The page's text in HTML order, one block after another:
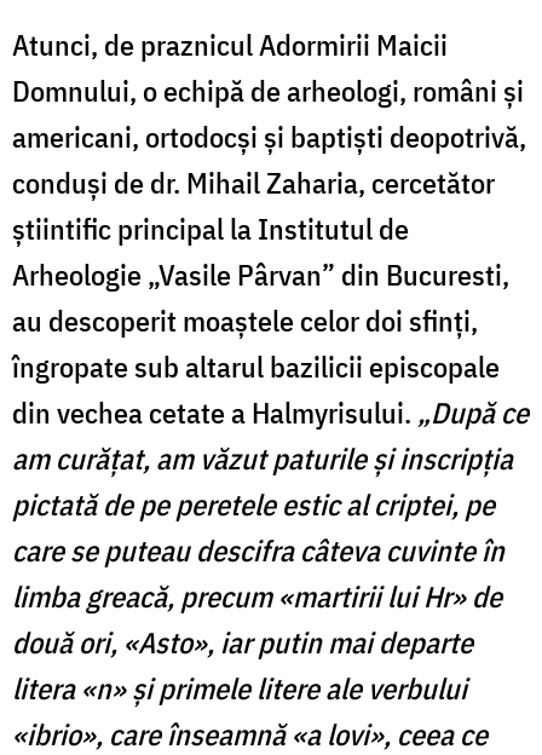
Atunci, de praznicul Adormirii Maicii
Domnului, o echipă de arheologi, români și
americani, ortodocşi şi baptişti deopotrivă,
conduși de dr. Mihail Zaharia, cercetător
știintific principal la Institutul de
Arheologie „Vasile Pârvan” din Bucuresti,
au descoperit moaştele celor doi sfinţi,
îngropate sub altarul bazilicii episcopale
din vechea cetate a Halmyrisului. „După ce
am curățat, am văzut paturile și inscripția
pictată de pe peretele estic al criptei, pe
care se puteau descifra câteva cuvinte în
limba greacă, precum «martirii lui Hr» de
două ori, «Asto», iar putin mai departe
litera «n» și primele litere ale verbului
«ibrio», care înseamnă «a lovi», ceea ce